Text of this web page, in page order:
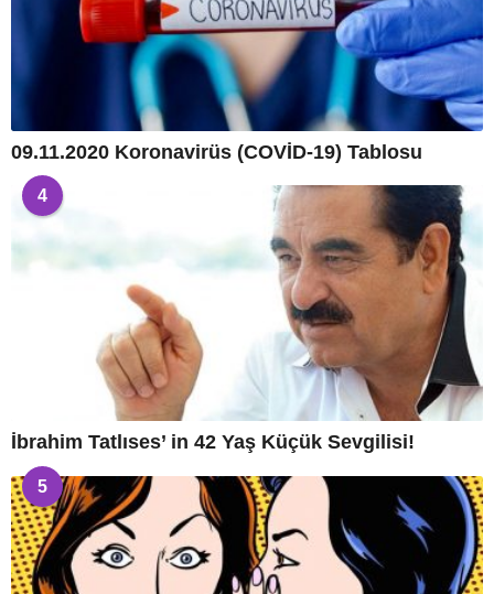
09.11.2020 Koronavirüs (COVİD-19) Tablosu
4
İbrahim Tatlıses’ in 42 Yaş Küçük Sevgilisi!
5